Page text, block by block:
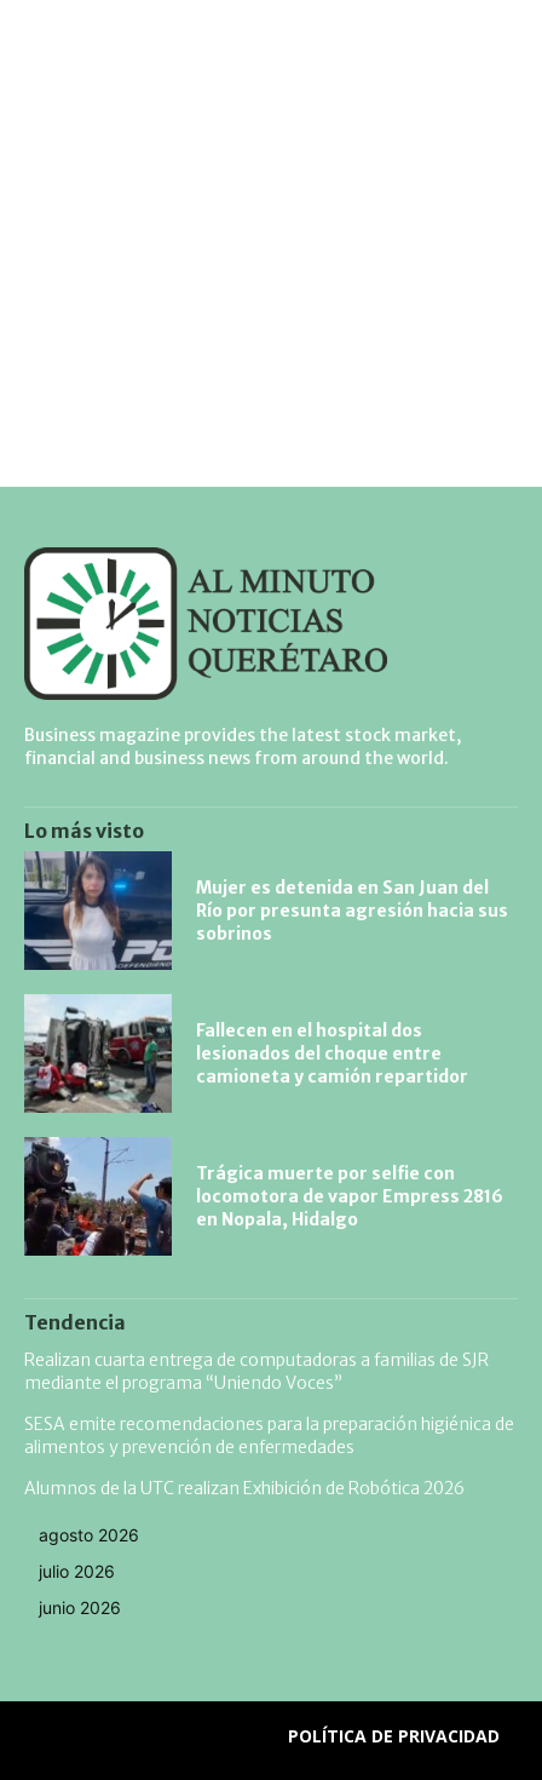
Business magazine provides the latest stock market,
financial and business news from around the world.
Lo más visto
Mujer es detenida en San Juan del
Río por presunta agresión hacia sus
sobrinos
Fallecen en el hospital dos
lesionados del choque entre
camioneta y camión repartidor
Trágica muerte por selfie con
locomotora de vapor Empress 2816
en Nopala, Hidalgo
Tendencia
Realizan cuarta entrega de computadoras a familias de SJR
mediante el programa “Uniendo Voces”
SESA emite recomendaciones para la preparación higiénica de
alimentos y prevención de enfermedades
Alumnos de la UTC realizan Exhibición de Robótica 2026
agosto 2026
julio 2026
junio 2026
POLÍTICA DE PRIVACIDAD